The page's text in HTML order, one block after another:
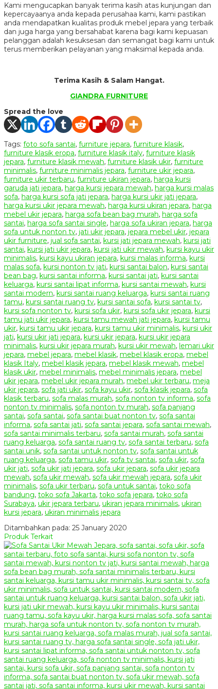
Kami mengucapkan banyak terima kasih atas kunjungan dan
kepercayaanya anda kepada perusahaa kami, kami pastikan
anda mendapatkan kualitas produk mebel jepara yang terbaik
dan juga harga yang bersahabat karena bagi kami kepuasan
pelanggan adalah kesuksesan dan semangat bagi kami untuk
terus memberikan pelayanan yang maksimal kepada anda.
Terima Kasih & Salam Hangat.
GIANDRA FURNITURE
Spread the love
Tags: foto sofa santai, furniture jepara, furniture klasik,
furniture klasik eropa, furniture klasik italy, furniture klasik
jepara, furniture klasik mewah, furniture klasik ukir, furniture
minimalis, furniture minimalis jepara, furniture ukir jepara,
furniture ukir terbaru, furniture ukiran jepara, harga kursi
garuda jati jepara, harga kursi jepara mewah, harga kursi malas
sofa, harga kursi sofa jati jepara, harga kursi ukir jati jepara,
harga kursi ukir jepara mewah, harga kursi ukiran jepara, harga
mebel ukir jepara, harga sofa bean bag murah, harga sofa
santai, harga sofa santai single, harga sofa ukiran jepara, harga
sofa untuk nonton tv, jati ukir jepara, jepara mebel ukir, jepara
ukir furniture, jual sofa santai, kursi jati jepara mewah, kursi jati
santai, kursi jati ukir jepara, kursi jati ukir mewah, kursi kayu ukir
minimalis, kursi kayu ukiran jepara, kursi malas informa, kursi
malas sofa, kursi nonton tv jati, kursi santai balon, kursi santai
bean bag, kursi santai informa, kursi santai jati, kursi santai
keluarga, kursi santai lipat informa, kursi santai mewah, kursi
santai modern, kursi santai ruang keluarga, kursi santai ruang
tamu, kursi santai ruang tv, kursi santai sofa, kursi santai tv,
kursi sofa nonton tv, kursi sofa ukir, kursi sofa ukir jepara, kursi
tamu jati ukir jepara, kursi tamu mewah jati jepara, kursi tamu
ukir, kursi tamu ukir jepara, kursi tamu ukir minimalis, kursi ukir
jati, kursi ukir jati jepara, kursi ukir jepara, kursi ukir jepara
minimalis, kursi ukir jepara murah, kursi ukir mewah, lemari ukir
jepara, mebel jepara, mebel klasik, mebel klasik eropa, mebel
klasik Italy, mebel klasik jepara, mebel klasik mewah, mebel
klasik ukir, mebel minimalis, mebel minimalis jepara, mebel
ukir jepara, mebel ukir jepara murah, mebel ukir terbaru, meja
ukir jepara, sofa jati ukir, sofa kayu ukir, sofa klasik jepara, sofa
klasik terbaru, sofa malas murah, sofa nonton tv informa, sofa
nonton tv minimalis, sofa nonton tv murah, sofa panjang
santai, sofa santai, sofa santai buat nonton tv, sofa santai
informa, sofa santai jati, sofa santai jepara, sofa santai mewah,
sofa santai minimalis terbaru, sofa santai murah, sofa santai
ruang keluarga, sofa santai ruang tv, sofa santai terbaru, sofa
santai unik, sofa santai untuk nonton tv, sofa santai untuk
ruang keluarga, sofa tamu ukir, sofa tv santai, sofa ukir, sofa
ukir jati, sofa ukir jati jepara, sofa ukir jepara, sofa ukir jepara
mewah, sofa ukir mewah, sofa ukir mewah jepara, sofa ukir
minimalis, sofa ukir terbaru, sofa untuk santai, toko sofa
bandung, toko sofa Jakarta, toko sofa jepara, toko sofa
Surabaya, ukir jepara terbaru, ukiran jepara minimalis, ukiran
kursi jepara, ukiran minimalis jepara
Ditambahkan pada: 25 January 2020
Produk Terkait